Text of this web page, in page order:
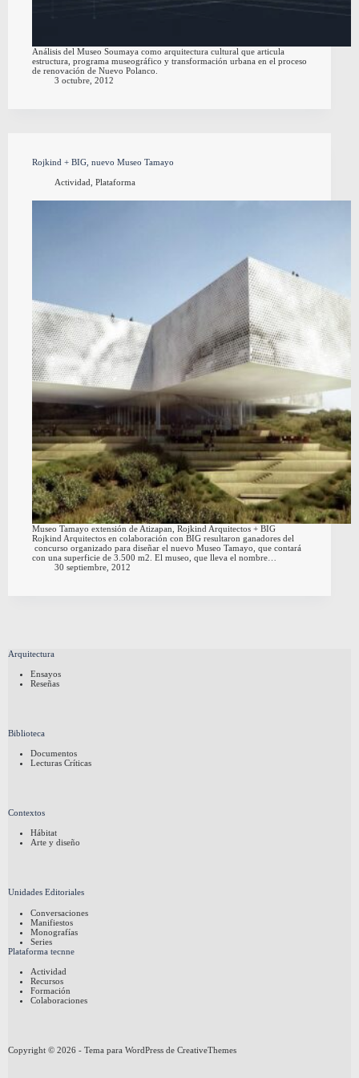
Análisis del Museo Soumaya como arquitectura cultural que articula
estructura, programa museográfico y transformación urbana en el proceso
de renovación de Nuevo Polanco.
3 octubre, 2012
Rojkind + BIG, nuevo Museo Tamayo
Actividad Plataforma
Museo Tamayo extensión de Atizapan, Rojkind Arquitectos + BIG
Rojkind Arquitectos en colaboración con BIG resultaron ganadores del
concurso organizado para diseñar el nuevo Museo Tamayo, que contará
con una superficie de 3.500 m2. El museo, que lleva el nombre…
30 septiembre, 2012
Arquitectura
Ensayos
Reseñas
Biblioteca
Documentos
Lecturas Críticas
Contextos
Hábitat
Arte y diseño
Unidades Editoriales
Conversaciones
Manifiestos
Monografías
Series
Plataforma tecnne
Actividad
Recursos
Formación
Colaboraciones
Copyright © 2026 - Tema para WordPress de CreativeThemes